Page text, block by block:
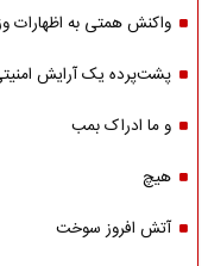
واکنش همتی به اظهارات
پشت‌پرده یک آرایش
و ما ادراک بمب
هیچ
آتش افروز سوخت